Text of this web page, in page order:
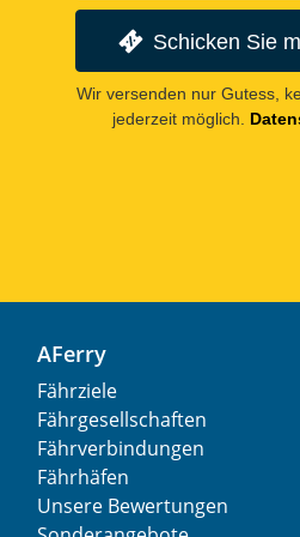
Schicken Sie
Wir versenden nur Gutess,
jederzeit möglich.
AFerry
Fährziele
Fährgesellschaften
Fährverbindungen
Fährhäfen
Unsere Bewertungen